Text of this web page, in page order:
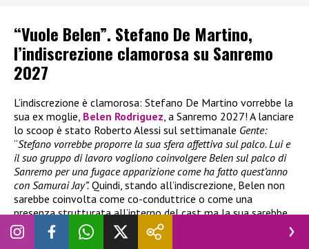
“Vuole Belen”. Stefano De Martino,
l’indiscrezione clamorosa su Sanremo
2027
L’indiscrezione è clamorosa: Stefano De Martino vorrebbe la
sua ex moglie, Belen Rodriguez, a Sanremo 2027! A lanciare
lo scoop è stato Roberto Alessi sul settimanale Gente:
“Stefano vorrebbe proporre la sua sfera affettiva sul palco. Lui e
il suo gruppo di lavoro vogliono coinvolgere Belen sul palco di
Sanremo per una fugace apparizione come ha fatto quest’anno
con Samurai Jay”. Quindi, stando all’indiscrezione, Belen non
sarebbe coinvolta come co-conduttrice o come una
presenza strutturata all’interno del cast ma la sua sarebbe
una partecipazione speciale. Per il momento, però, si tratta
solamente di una indiscrezione, senza alcuna conferma.